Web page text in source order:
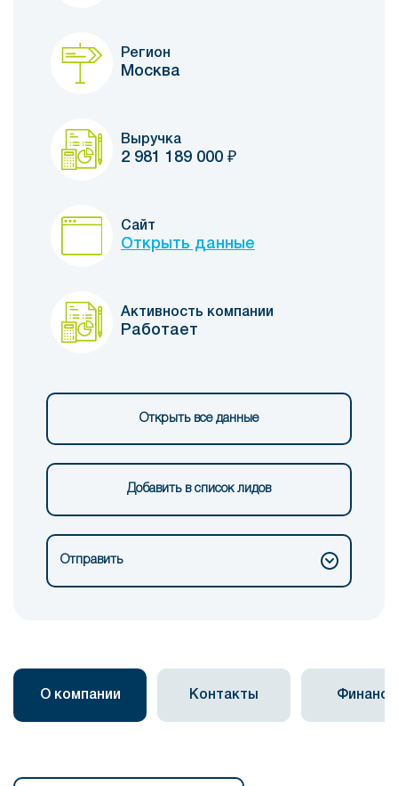
Регион
Москва
Выручка
2 981 189 000 ₽
Сайт
Открыть данные
Активность компании
Работает
Открыть все данные
Добавить в список лидов
Отправить
О компании Контакты Финансы